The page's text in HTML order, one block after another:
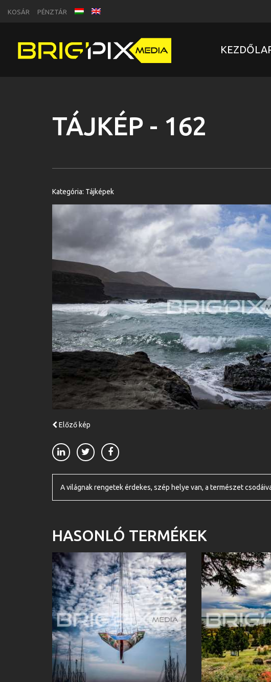
KOSÁR PÉNZTÁR
TÁJKÉP - 162
Kategória: Tájképek
Előző kép
A világnak rengetek érdekes, szép helye van, a természet
HASONLÓ TERMÉKEK